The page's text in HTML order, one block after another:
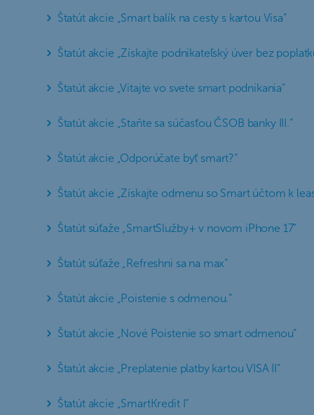
Štatút akcie „Smart balík na cesty s kartou Visa“
Štatút akcie „Získajte podnikateľský úver bez
Štatút akcie „Vitajte vo svete smart podnikania“
Štatút akcie „Staňte sa súčasťou ČSOB banky III.“
Štatút akcie „Odporúčate byť smart?“
Štatút akcie „Získajte odmenu so Smart účtom k
Štatút súťaže „SmartSlužby+ v novom iPhone 17“
Štatút súťaže „Refreshni sa na max“
Štatút akcie „Poistenie s odmenou.“
Štatút akcie „Nové Poistenie so smart odmenou“
Štatút akcie „Preplatenie platby kartou VISA II“
Štatút akcie „SmartKredit I“